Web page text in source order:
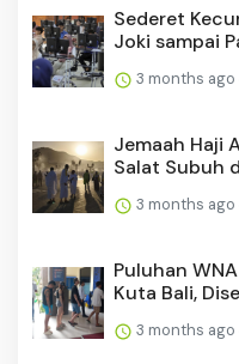
Sederet
Joki sampai
3 months ago
Jemaah Haji
Salat Subuh
3 months ago
Puluhan
Kuta Bali,
3 months ago